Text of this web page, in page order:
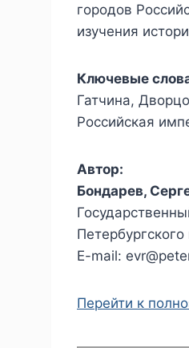
городов
изучения
Ключевые
Гатчина,
Российская
Автор:
Бондарев,
E-mail:
Перейти к